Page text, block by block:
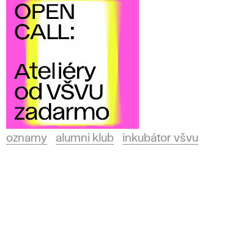
oznamy alumni klub inkubátor všvu